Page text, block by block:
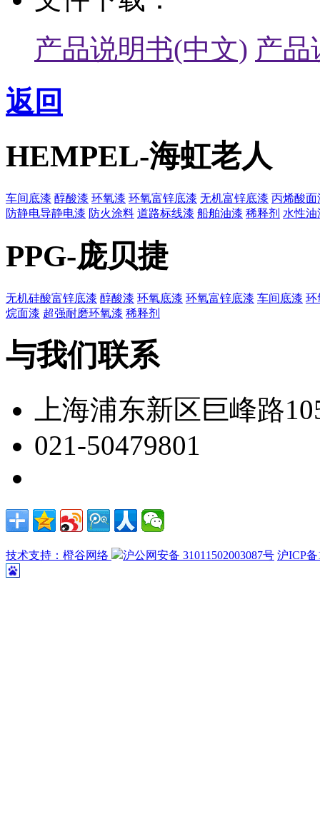
产品说明书(中文) 产品
返回
HEMPEL-海虹老人
车间底漆 醇酸漆 环氧漆 环氧富锌底漆 无机富锌底漆 丙烯酸面
防静电导静电漆 防火涂料 道路标线漆 船舶油漆 稀释剂 水性油
PPG-庞贝捷
无机硅酸富锌底漆 醇酸漆 环氧底漆 环氧富锌底漆 车间底漆 环
烷面漆 超强耐磨环氧漆 稀释剂
与我们联系
上海浦东新区巨峰路
021-50479801
技术支持：橙谷网络 沪公网安备 31011502003087号 沪ICP备